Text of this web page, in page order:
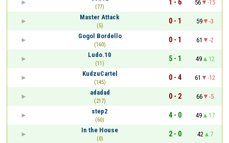
(77)
1 - 6 56
-15
Master Attack
(5)
0 - 1 59
-3
Gogol Bordello
(160)
0 - 1 61
-2
Ludo.10
(11)
5 - 1 49
12
KudzuCartel
(145)
0 - 4 61
-12
adadad
(217)
0 - 2 66
-5
step2
(60)
4 - 0 49
17
In the House
(0)
2 - 0 42
7